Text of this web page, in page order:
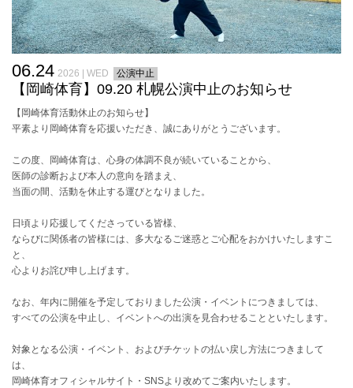
06.24 2026 | WED 公演中止
【岡崎体育】09.20 札幌公演中止のお知らせ
【岡崎体育活動休止のお知らせ】
平素より岡崎体育を応援いただき、誠にありがとうございます。
この度、岡崎体育は、心身の体調不良が続いていることから、
医師の診断および本人の意向を踏まえ、
当面の間、活動を休止する運びとなりました。
日頃より応援してくださっている皆様、
ならびに関係者の皆様には、多大なるご迷惑とご心配をおかけいたしますこ
と、
心よりお詫び申し上げます。
なお、年内に開催を予定しておりました公演・イベントにつきましては、
すべての公演を中止し、イベントへの出演を見合わせることといたします。
対象となる公演・イベント、およびチケットの払い戻し方法につきまして
は、
岡崎体育オフィシャルサイト・SNSより改めてご案内いたします。